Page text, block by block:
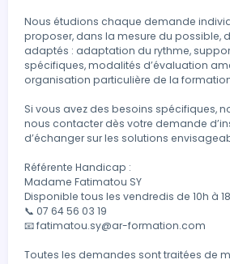
Nous étudions chaque demande
proposer, dans la mesure du possible,
adaptés : adaptation du rythme,
spécifiques, modalités d’évaluation
organisation particulière de la
Si vous avez des besoins spécifiques,
nous contacter dès votre demande
d’échanger sur les solutions
Référente Handicap :
Madame Fatimatou SY
Disponible tous les vendredis de 10h à
📞 07 64 56 03 19
📧 fatimatou.sy@ar-formation.com
Toutes les demandes sont traitées de